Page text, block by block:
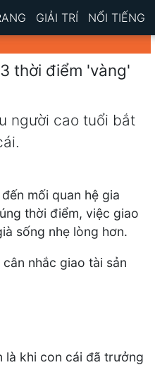
GIẢI TRÍ NỔI TIẾNG
thời điểm 'vàng'
người cao tuổi bắt
mối quan hệ gia
thời điểm, việc giao
sống nhẹ lòng hơn.
nhắc giao tài sản
là khi con cái đã trưởng